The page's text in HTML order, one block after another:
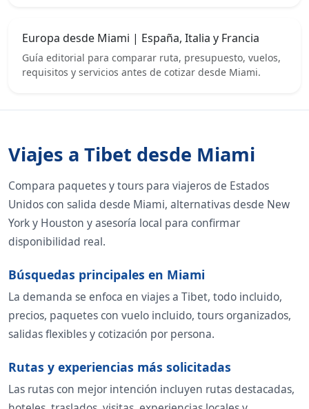
Europa desde Miami | España, Italia y Francia
Guía editorial para comparar ruta, presupuesto, vuelos,
requisitos y servicios antes de cotizar desde Miami.
Viajes a Tibet desde Miami
Compara paquetes y tours para viajeros de Estados
Unidos con salida desde Miami, alternativas desde New
York y Houston y asesoría local para confirmar
disponibilidad real.
Búsquedas principales en Miami
La demanda se enfoca en viajes a Tibet, todo incluido,
precios, paquetes con vuelo incluido, tours organizados,
salidas flexibles y cotización por persona.
Rutas y experiencias más solicitadas
Las rutas con mejor intención incluyen rutas destacadas,